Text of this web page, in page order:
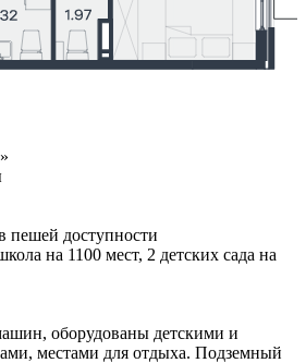
пешей доступности
на 1100 мест, 2 детских сада на
оборудованы детскими и
местами для отдыха. Подземный